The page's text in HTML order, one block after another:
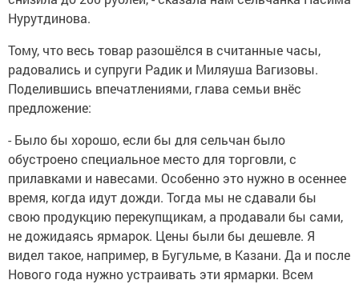
Нурутдинова.
Тому, что весь товар разошёлся в считанные часы,
радовались и супруги Радик и Миляуша Вагизовы.
Поделившись впечатлениями, глава семьи внёс
предложение:
- Было бы хорошо, если бы для сельчан было
обустроено специальное место для торговли, с
прилавками и навесами. Особенно это нужно в осеннее
время, когда идут дожди. Тогда мы не сдавали бы
свою продукцию перекупщикам, а продавали бы сами,
не дожидаясь ярмарок. Цены были бы дешевле. Я
видел такое, например, в Бугульме, в Казани. Да и после
Нового года нужно устраивать эти ярмарки. Всем